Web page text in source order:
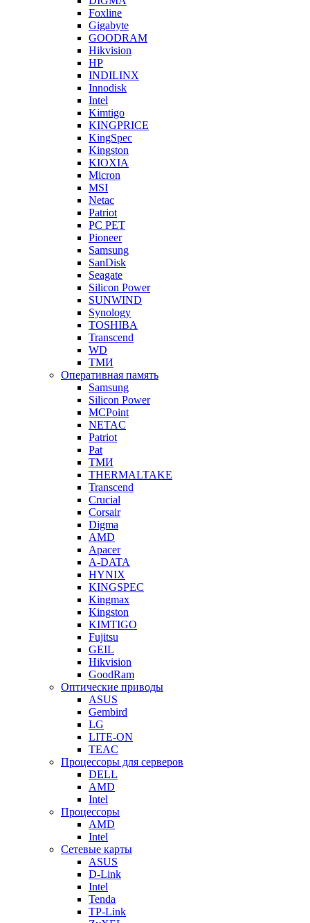
Foxline
Gigabyte
GOODRAM
Hikvision
HP
INDILINX
Innodisk
Intel
Kimtigo
KINGPRICE
KingSpec
Kingston
KIOXIA
Micron
MSI
Netac
Patriot
PC PET
Pioneer
Samsung
SanDisk
Seagate
Silicon Power
SUNWIND
Synology
TOSHIBA
Transcend
WD
ТМИ
Оперативная память
Samsung
Silicon Power
MCPoint
NETAC
Patriot
Pat
ТМИ
THERMALTAKE
Transcend
Crucial
Corsair
Digma
AMD
Apacer
A-DATA
HYNIX
KINGSPEC
Kingmax
Kingston
KIMTIGO
Fujitsu
GEIL
Hikvision
GoodRam
Оптические приводы
ASUS
Gembird
LG
LITE-ON
TEAC
Процессоры для серверов
DELL
AMD
Intel
Процессоры
AMD
Intel
Сетевые карты
ASUS
D-Link
Intel
Tenda
TP-Link